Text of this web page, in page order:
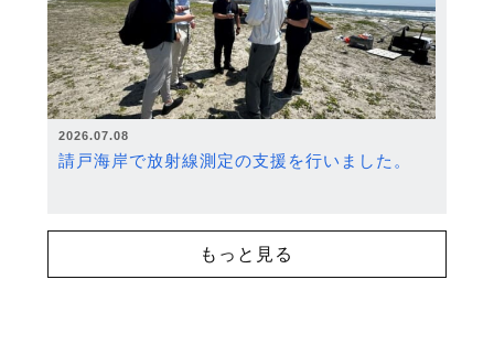
2026.07.08
請戸海岸で放射線測定の支援を行いました。
もっと見る